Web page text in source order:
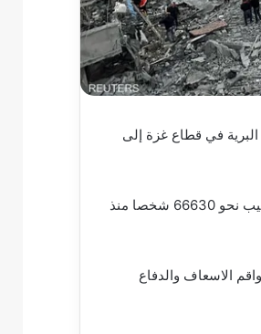
في قطاع غزة إلى
وتشمل الحصيلة الجديدة مقتل 127 شخصا في الساعات الأربع والعشرين الماضية، بينما أصيب نحو 66630 شخصا منذ
الاسعاف والدفاع